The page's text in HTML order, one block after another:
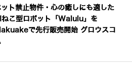
ト禁止物件・心の癒しにも適した
こ型ロボット「Walulu」を
で先行販売開始 グロウスコ